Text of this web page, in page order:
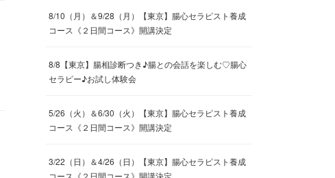
8/10（月）＆9/28（月）【東京】腸心セラピスト養成
コース《２日間コース》開講決定
8/8【東京】腸相診断つき♪腸との会話を楽しむ♡腸心
セラピー♪お試し体験会
5/26（火）＆6/30（火）【東京】腸心セラピスト養成
コース《２日間コース》開講決定
3/22（日）＆4/26（日）【東京】腸心セラピスト養成
コース《２日間コース》開講決定